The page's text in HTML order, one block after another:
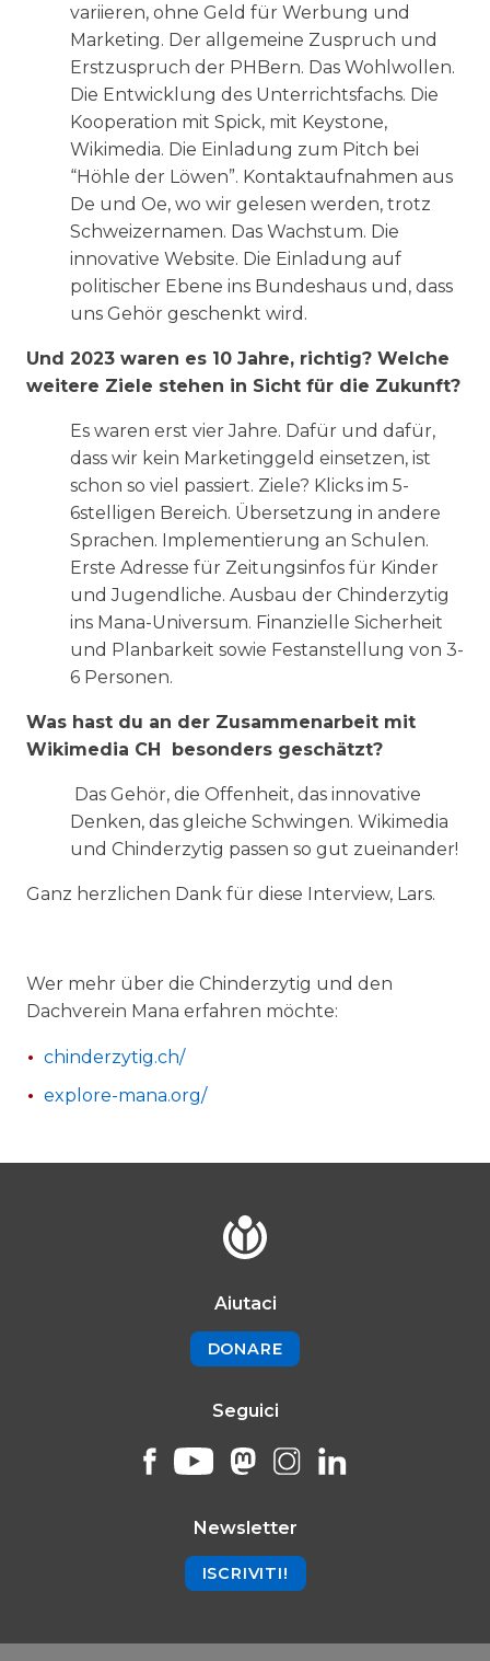
variieren, ohne Geld für Werbung und
Marketing. Der allgemeine Zuspruch und
Erstzuspruch der PHBern. Das Wohlwollen.
Die Entwicklung des Unterrichtsfachs. Die
Kooperation mit Spick, mit Keystone,
Wikimedia. Die Einladung zum Pitch bei
“Höhle der Löwen”. Kontaktaufnahmen aus
De und Oe, wo wir gelesen werden, trotz
Schweizernamen. Das Wachstum. Die
innovative Website. Die Einladung auf
politischer Ebene ins Bundeshaus und, dass
uns Gehör geschenkt wird.
Und 2023 waren es 10 Jahre, richtig? Welche
weitere Ziele stehen in Sicht für die Zukunft?
Es waren erst vier Jahre. Dafür und dafür,
dass wir kein Marketinggeld einsetzen, ist
schon so viel passiert. Ziele? Klicks im 5-
6stelligen Bereich. Übersetzung in andere
Sprachen. Implementierung an Schulen.
Erste Adresse für Zeitungsinfos für Kinder
und Jugendliche. Ausbau der Chinderzytig
ins Mana-Universum. Finanzielle Sicherheit
und Planbarkeit sowie Festanstellung von 3-
6 Personen.
Was hast du an der Zusammenarbeit mit
Wikimedia CH besonders geschätzt?
Das Gehör, die Offenheit, das innovative
Denken, das gleiche Schwingen. Wikimedia
und Chinderzytig passen so gut zueinander!
Ganz herzlichen Dank für diese Interview, Lars.
Wer mehr über die Chinderzytig und den
Dachverein Mana erfahren möchte:
chinderzytig.ch/
explore-mana.org/
Aiutaci
DONARE
Seguici
Newsletter
ISCRIVITI!